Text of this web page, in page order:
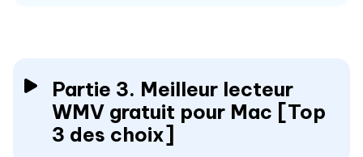
Partie 3. Meilleur lecteur
WMV gratuit pour Mac [Top
3 des choix]